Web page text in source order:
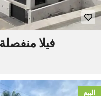
فيلا
البيع